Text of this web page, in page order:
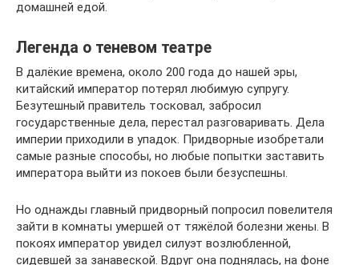
домашней едой.
Легенда о теневом театре
В далёкие времена, около 200 года до нашей эры,
китайский император потерял любимую супругу.
Безутешный правитель тосковал, забросил
государственные дела, перестал разговаривать. Дела
империи приходили в упадок. Придворные изобретали
самые разные способы, но любые попытки заставить
императора выйти из покоев были безуспешны.
Но однажды главный придворный попросил повелителя
зайти в комнаты умершей от тяжёлой болезни жены. В
покоях император увидел силуэт возлюбленной,
сидевшей за занавеской. Вдруг она поднялась, на фоне